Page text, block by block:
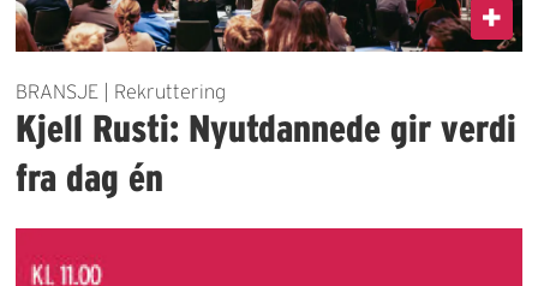
BRANSJE | Rekruttering
Kjell Rusti: Nyutdannede gir verdi
fra dag én